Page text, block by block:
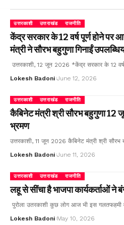
उत्तरकाशी उत्तराखंड राजनीति
केंद्र सरकार के 12 वर्ष पूर्ण होने पर
मंत्री ने सौरभ बहुगुणा गिनाईं
उत्तरकाशी, 12 जून 2026 *केंद्र सरकार के 12
Lokesh Badoni June 12, 2026
उत्तरकाशी उत्तराखंड राजनीति
कैबिनेट मंत्री श्री सौरभ बहुगुणा
भ्रमण
उत्तरकाशी, 11 जून 2026 कैबिनेट मंत्री श्री
Lokesh Badoni June 11, 2026
उत्तरकाशी उत्तराखंड राजनीति
लहू से सींचा है भाजपा कार्यकर्ताओं ने
पुरोला उतरकाशी कुछ लोग आज भी इस गलतफहमी
Lokesh Badoni May 10, 2026